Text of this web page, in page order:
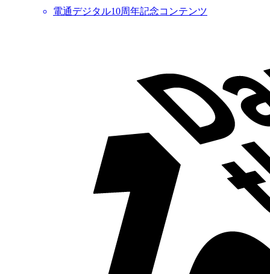
電通デジタル10周年記念コンテンツ